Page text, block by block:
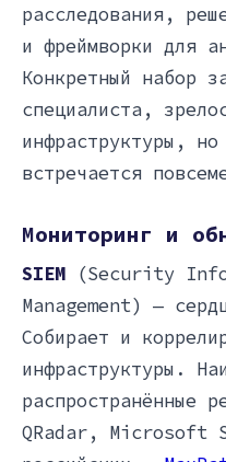
расследования,
и фреймворки для
Конкретный набор
специалиста,
инфраструктуры,
встречается
Мониторинг и
SIEM (Security
Management) —
Собирает и
инфраструктуры.
распространённые
QRadar, Microsoft